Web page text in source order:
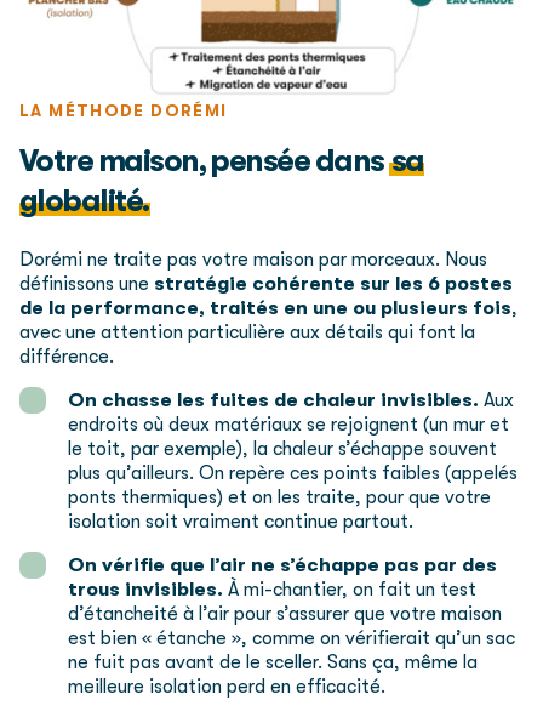
LA MÉTHODE DORÉMI
Votre maison, penséedanssa
globalité.
Dorémi ne traite pas votre maison par morceaux. Nous
définissons une stratégie cohérente sur les 6 postes
de la performance, traités en une ou plusieurs fois,
avec une attention particulière aux détails qui font la
différence.
On chasse les fuites de chaleur invisibles. Aux
endroits où deux matériaux se rejoignent (un mur et
le toit, par exemple), la chaleur s’échappe souvent
plus qu’ailleurs. On repère ces points faibles (appelés
ponts thermiques) et on les traite, pour que votre
isolation soit vraiment continue partout.
On vérifie que l’air ne s’échappe pas par des
trous invisibles. À mi-chantier, on fait un test
d’étancheité à l’air pour s’assurer que votre maison
est bien « étanche », comme on vérifierait qu’un sac
ne fuit pas avant de le sceller. Sans ça, même la
meilleure isolation perd en efficacité.